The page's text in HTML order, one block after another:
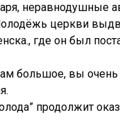
неравнодушные
церкви
где он был
большое, вы
продолжит